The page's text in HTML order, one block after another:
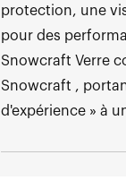
protection, une
pour des
Snowcraft Verre
Snowcraft ,
d'expérience » à